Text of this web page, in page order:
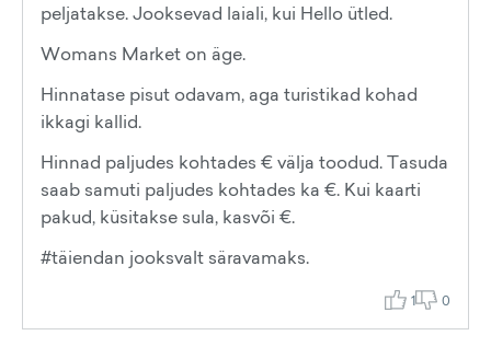
peljatakse. Jooksevad laiali, kui Hello ütled.
Womans Market on äge.
Hinnatase pisut odavam, aga turistikad kohad
ikkagi kallid.
Hinnad paljudes kohtades € välja toodud. Tasuda
saab samuti paljudes kohtades ka €. Kui kaarti
pakud, küsitakse sula, kasvõi €.
#täiendan jooksvalt säravamaks.
1 0